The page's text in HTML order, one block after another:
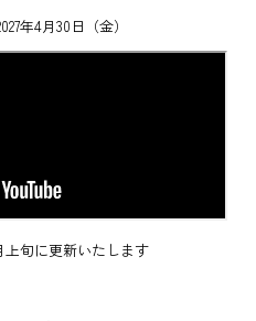
年4月30日（金）
旬に更新いたします